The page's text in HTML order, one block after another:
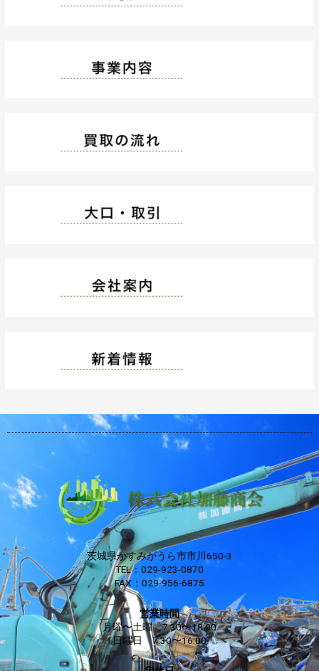
茨城県かすみがうら市市川650-3
TEL：029-923-0870
FAX：029-956-6875
営業時間
月曜〜土曜 7:30〜18:00
日曜日 7:30〜16:00